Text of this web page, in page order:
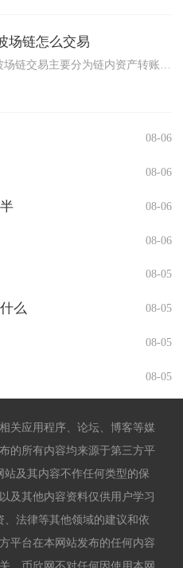
场链怎么交易
TP钱包波场链交易主要分为链内资产转账、DEX去中心化币币兑...
08-06
08-06
08-06
08-06
08-05
么 08-05
08-05
08-05
关应用程序、论坛、博客等媒
的所有内容均来源于第三方平
及其内容不作任何类型的保
及其他内容资料仅供用户学习
法律等其他领域的建议和依
平台在本网站发布的任何内容